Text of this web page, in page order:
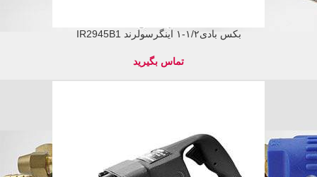
بکس بادی۱/۲-۱ اینگرسولرند IR2945B1